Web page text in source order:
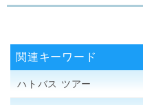
関連キーワード
ハトバス ツアー